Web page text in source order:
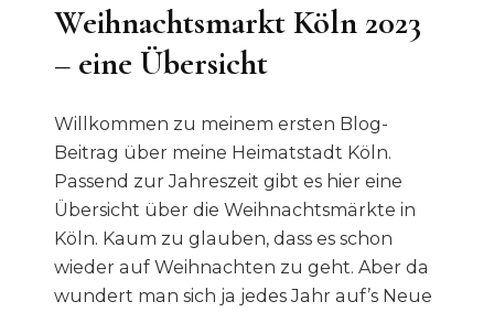
Weihnachtsmarkt Köln 2023
– eine Übersicht
Willkommen zu meinem ersten Blog-
Beitrag über meine Heimatstadt Köln.
Passend zur Jahreszeit gibt es hier eine
Übersicht über die Weihnachtsmärkte in
Köln. Kaum zu glauben, dass es schon
wieder auf Weihnachten zu geht. Aber da
wundert man sich ja jedes Jahr auf’s Neue